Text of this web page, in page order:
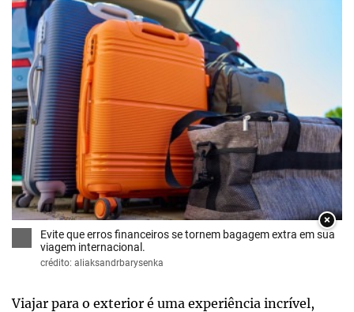
×
Evite que erros financeiros se tornem bagagem extra em sua
viagem internacional.
crédito: aliaksandrbarysenka
Viajar para o exterior é uma experiência incrível,